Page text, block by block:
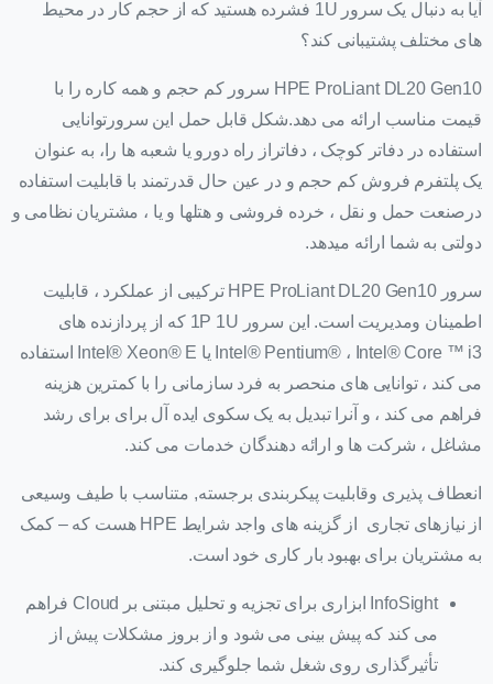
آیا به دنبال یک سرور 1U فشرده هستید که از حجم کار در محیط
های مختلف پشتیبانی کند؟
HPE ProLiant DL20 Gen10 سرور کم حجم و همه کاره را با
قیمت مناسب ارائه می دهد.شکل قابل حمل این سرورتوانایی
استفاده در دفاتر کوچک ، دفاتراز راه دورو یا شعبه ها را، به عنوان
یک پلتفرم فروش کم حجم و در عین حال قدرتمند با قابلیت استفاده
درصنعت حمل و نقل ، خرده فروشی و هتلها و یا ، مشتریان نظامی و
دولتی به شما ارائه میدهد.
سرور HPE ProLiant DL20 Gen10 ترکیبی از عملکرد ، قابلیت
اطمینان ومدیریت است. این سرور 1P 1U که از پردازنده های
Intel® Pentium® ، Intel® Core ™ i3 یا Intel® Xeon® E استفاده
می کند ، توانایی های منحصر به فرد سازمانی را با کمترین هزینه
فراهم می کند ، و آنرا تبدیل به یک سکوی ایده آل برای برای رشد
مشاغل ، شرکت ها و ارائه دهندگان خدمات می کند.
انعطاف پذیری وقابلیت پیکربندی برجسته, متناسب با طیف وسیعی
از نیازهای تجاری از گزینه های واجد شرایط HPE هست که – کمک
به مشتریان برای بهبود بار کاری خود است.
InfoSight ابزاری برای تجزیه و تحلیل مبتنی بر Cloud فراهم
می کند که پیش بینی می شود و از بروز مشکلات پیش از
تأثیرگذاری روی شغل شما جلوگیری کند.